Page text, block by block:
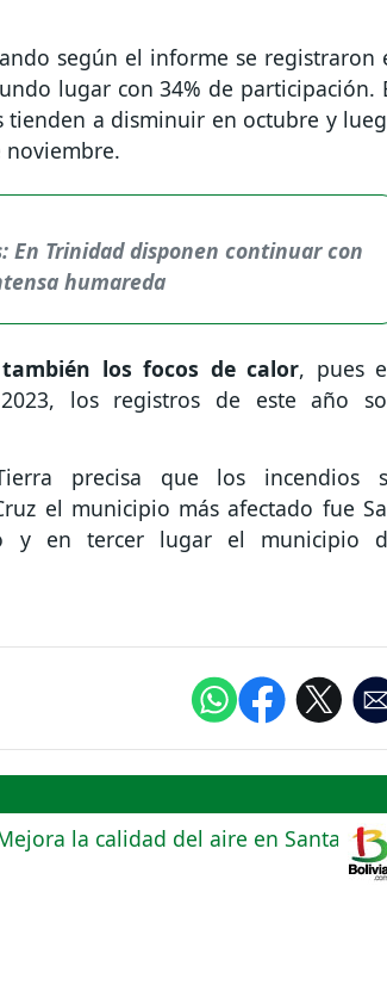
según el informe se registraron
lugar con 34% de participación.
a disminuir en octubre y
noviembre.
En Trinidad disponen continuar con
humareda
los focos de calor, pues
los registros de este año
precisa que los incendios
el municipio más afectado fue
y en tercer lugar el municipio